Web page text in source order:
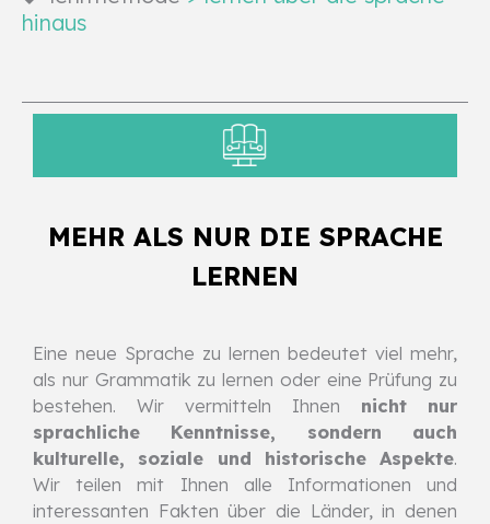
hinaus
MEHR ALS NUR DIE SPRACHE
LERNEN
Eine neue Sprache zu lernen bedeutet viel mehr,
als nur Grammatik zu lernen oder eine Prüfung zu
bestehen. Wir vermitteln Ihnen nicht nur
sprachliche Kenntnisse, sondern auch
kulturelle, soziale und historische Aspekte.
Wir teilen mit Ihnen alle Informationen und
interessanten Fakten über die Länder, in denen